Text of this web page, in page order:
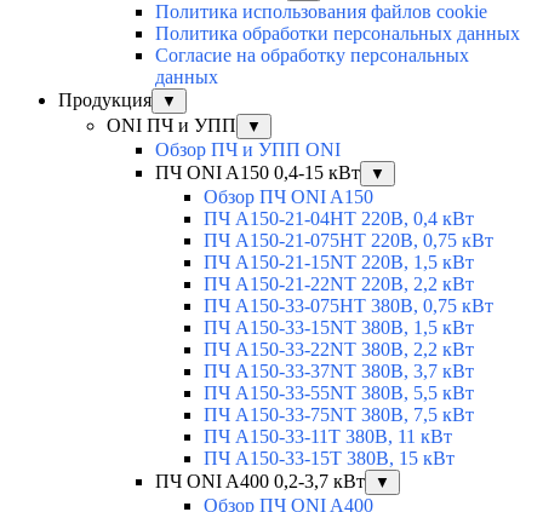
Политика использования файлов cookie
Политика обработки персональных данных
Согласие на обработку персональных
данных
Продукция
▼
ONI ПЧ и УПП ▼
Обзор ПЧ и УПП ONI
ПЧ ONI A150 0,4-15 кВт
▼
Обзор ПЧ ONI A150
ПЧ A150-21-04HT 220В, 0,4 кВт
ПЧ A150-21-075HT 220В, 0,75 кВт
ПЧ A150-21-15NT 220В, 1,5 кВт
ПЧ A150-21-22NT 220В, 2,2 кВт
ПЧ A150-33-075HT 380В, 0,75 кВт
ПЧ A150-33-15NT 380В, 1,5 кВт
ПЧ A150-33-22NT 380В, 2,2 кВт
ПЧ A150-33-37NT 380В, 3,7 кВт
ПЧ A150-33-55NT 380В, 5,5 кВт
ПЧ A150-33-75NT 380В, 7,5 кВт
ПЧ A150-33-11T 380В, 11 кВт
ПЧ A150-33-15T 380В, 15 кВт
ПЧ ONI A400 0,2-3,7 кВт
▼
Обзор ПЧ ONI A400